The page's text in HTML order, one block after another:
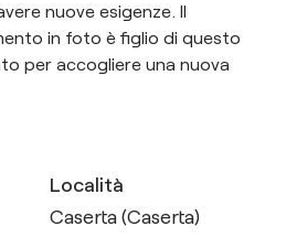
nuove esigenze. Il
in foto è figlio di questo
per accogliere una nuova
Località
Caserta (Caserta)